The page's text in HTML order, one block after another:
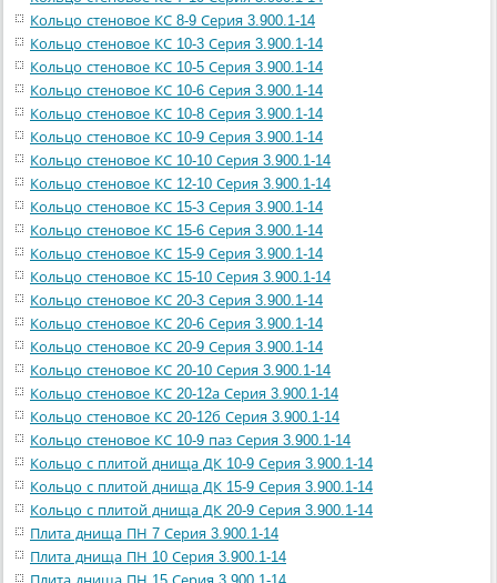
Кольцо стеновое КС 8-9 Серия 3.900.1-14
Кольцо стеновое КС 10-3 Серия 3.900.1-14
Кольцо стеновое КС 10-5 Серия 3.900.1-14
Кольцо стеновое КС 10-6 Серия 3.900.1-14
Кольцо стеновое КС 10-8 Серия 3.900.1-14
Кольцо стеновое КС 10-9 Серия 3.900.1-14
Кольцо стеновое КС 10-10 Серия 3.900.1-14
Кольцо стеновое КС 12-10 Серия 3.900.1-14
Кольцо стеновое КС 15-3 Серия 3.900.1-14
Кольцо стеновое КС 15-6 Серия 3.900.1-14
Кольцо стеновое КС 15-9 Серия 3.900.1-14
Кольцо стеновое КС 15-10 Серия 3.900.1-14
Кольцо стеновое КС 20-3 Серия 3.900.1-14
Кольцо стеновое КС 20-6 Серия 3.900.1-14
Кольцо стеновое КС 20-9 Серия 3.900.1-14
Кольцо стеновое КС 20-10 Серия 3.900.1-14
Кольцо стеновое КС 20-12а Серия 3.900.1-14
Кольцо стеновое КС 20-12б Серия 3.900.1-14
Кольцо стеновое КС 10-9 паз Серия 3.900.1-14
Кольцо с плитой днища ДК 10-9 Серия 3.900.1-14
Кольцо с плитой днища ДК 15-9 Серия 3.900.1-14
Кольцо с плитой днища ДК 20-9 Серия 3.900.1-14
Плита днища ПН 7 Серия 3.900.1-14
Плита днища ПН 10 Серия 3.900.1-14